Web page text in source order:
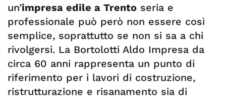
un’impresa edile a Trento seria e
professionale può però non essere così
semplice, soprattutto se non si sa a chi
rivolgersi. La Bortolotti Aldo Impresa da
circa 60 anni rappresenta un punto di
riferimento per i lavori di costruzione,
ristrutturazione e risanamento sia di